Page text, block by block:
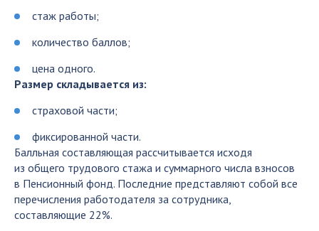
стаж работы;
количество баллов;
цена одного.
Размер складывается из:
страховой части;
фиксированной части.
Балльная составляющая рассчитывается исходя
из общего трудового стажа и суммарного числа взносов
в Пенсионный фонд. Последние представляют собой все
перечисления работодателя за сотрудника,
составляющие 22%.